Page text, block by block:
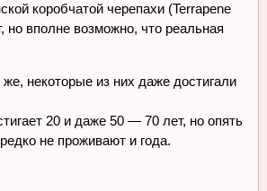
коробчатой черепахи (Terrapene
но вполне возможно, что реальная
некоторые из них даже достигали
20 и даже 50 — 70 лет, но опять
не проживают и года.